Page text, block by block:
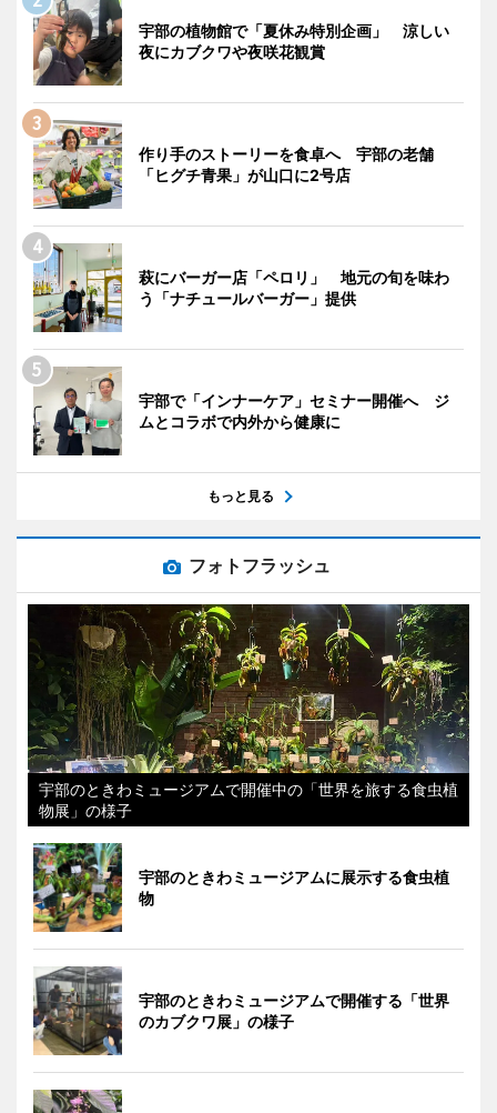
宇部の植物館で「夏休み特別企画」 涼しい
夜にカブクワや夜咲花観賞
作り手のストーリーを食卓へ 宇部の老舗
「ヒグチ青果」が山口に2号店
萩にバーガー店「ペロリ」 地元の旬を味わ
う「ナチュールバーガー」提供
宇部で「インナーケア」セミナー開催へ ジ
ムとコラボで内外から健康に
もっと見る
フォトフラッシュ
宇部のときわミュージアムで開催中の「世界を旅する食虫植
物展」の様子
宇部のときわミュージアムに展示する食虫植
物
宇部のときわミュージアムで開催する「世界
のカブクワ展」の様子